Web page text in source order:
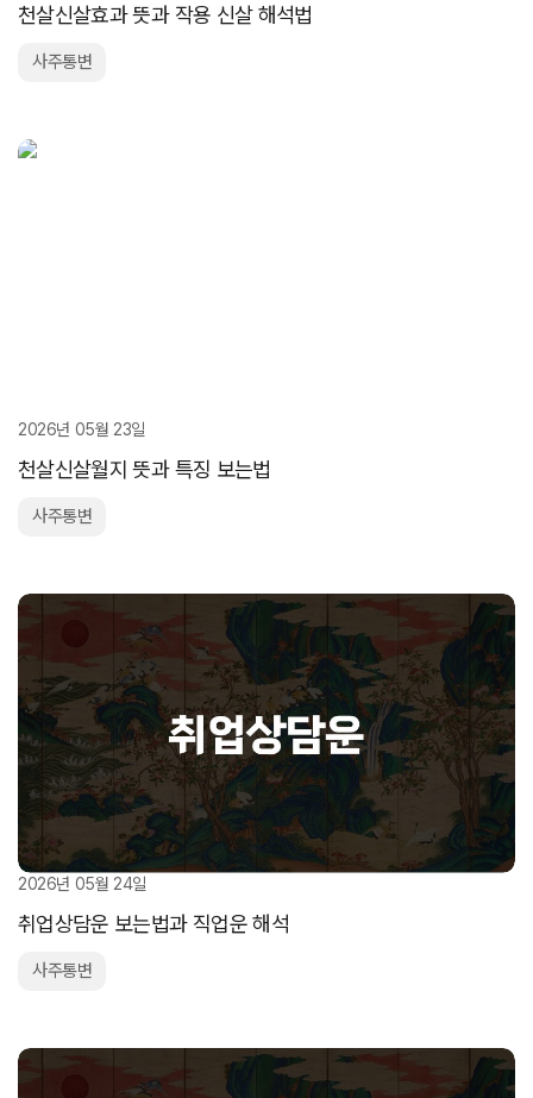
천살신살효과 뜻과 작용 신살 해석법
사주통변
2026년 05월 23일
천살신살월지 뜻과 특징 보는법
사주통변
2026년 05월 24일
취업상담운 보는법과 직업운 해석
사주통변